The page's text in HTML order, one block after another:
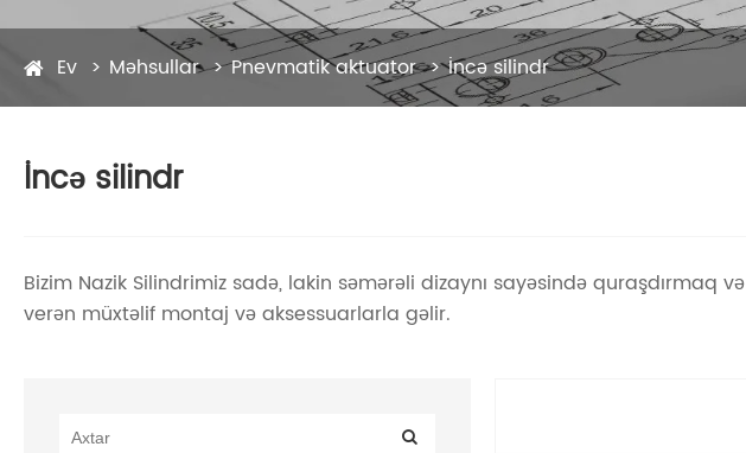
Ev Məhsullar Pnevmatik aktuator İncə silindr
İncə silindr
Bizim Nazik Silindrimiz sadə, lakin səmərəli dizaynı sayəsində
verən müxtəlif montaj və aksessuarlarla gəlir.